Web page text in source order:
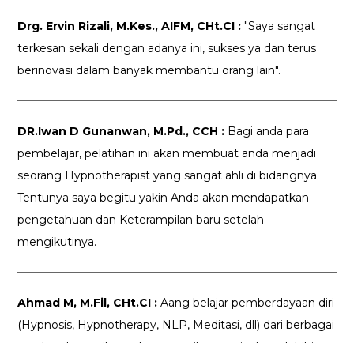
Drg. Ervin Rizali, M.Kes., AIFM, CHt.CI : "Saya sangat
terkesan sekali dengan adanya ini, sukses ya dan terus
berinovasi dalam banyak membantu orang lain".
DR.Iwan D Gunanwan, M.Pd., CCH : Bagi anda para
pembelajar, pelatihan ini akan membuat anda menjadi
seorang Hypnotherapist yang sangat ahli di bidangnya.
Tentunya saya begitu yakin Anda akan mendapatkan
pengetahuan dan Keterampilan baru setelah
mengikutinya.
Ahmad M, M.Fil, CHt.CI : Aang belajar pemberdayaan diri
(Hypnosis, Hypnotherapy, NLP, Meditasi, dll) dari berbagai